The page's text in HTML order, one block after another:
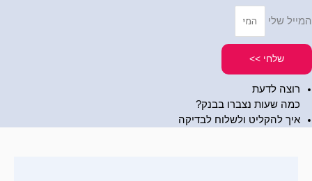
המייל שלי
שלחי >>
רוצה לדעת
כמה שעות נצברו בבנק?
איך להקליט ולשלוח לבדיקה